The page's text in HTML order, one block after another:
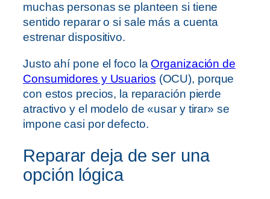
muchas personas se planteen si tiene
sentido reparar o si sale más a cuenta
estrenar dispositivo.
Justo ahí pone el foco la Organización de
Consumidores y Usuarios (OCU), porque
con estos precios, la reparación pierde
atractivo y el modelo de «usar y tirar» se
impone casi por defecto.
Reparar deja de ser una
opción lógica